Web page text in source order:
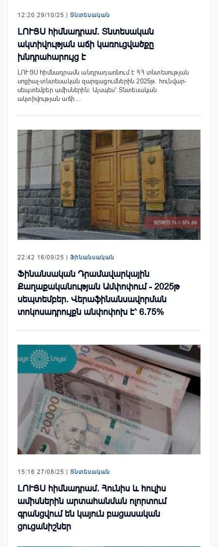
12:20 29/10/25 | Տնտեսական
ԼՈՒՅՍ հիմնադրամ. Տնտեսական
ակտիվության աճի կառուցվածքը
խնդրահարույց է
ԼՈՒՅՍ հիմնադրամն անդրադառնում է ՀՀ տնտեսության
սոցիալ-տնտեսական զարգացումներին 2025թ. հունվար-
սեպտեմբեր ամիսներին։ Այսպես՝ Տնտեսական
ակտիվության աճի…
22:42 16/09/25 | Ֆինանսական
Ֆինանսական Դրամավարկային
Քաղաքականության Ամփոփում - 2025թ
սեպտեմբեր. Վերաֆինանսավորման
տոկոսադրույքն անփոփոխ է՝ 6.75%
15:16 27/08/25 | Տնտեսական
ԼՈՒՅՍ հիմնադրամ. Հունիս և հուլիս
ամիսներին արտահանման ոլորտում
գրանցվում են կայուն բացասական
ցուցանիշներ